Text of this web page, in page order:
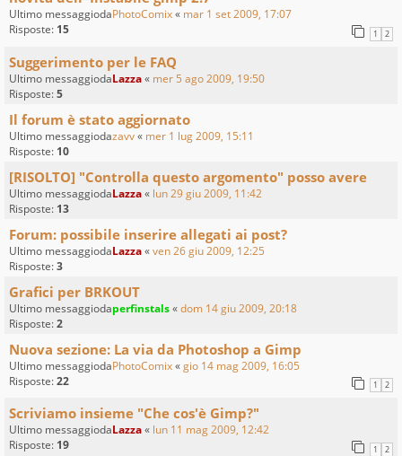
Ultimo messaggiodaPhotoComix« mar 1 set 2009, 17:07
Risposte: 15 1 2
Suggerimento per le FAQ
Ultimo messaggiodaLazza« mer 5 ago 2009, 19:50
Risposte:5
Il forum è stato aggiornato
Ultimo messaggiodazavv« mer 1 lug 2009, 15:11
Risposte: 10
[RISOLTO] "Controlla questo argomento" posso avere
Ultimo messaggiodaLazza« lun 29 giu 2009, 11:42
Risposte: 13
Forum: possibile inserire allegati ai post?
Ultimo messaggiodaLazza«ven 26 giu 2009, 12:25
Risposte:3
Grafici per BRKOUT
Ultimo messaggiodaperfinstals«dom 14 giu 2009, 20:18
Risposte:2
Nuova sezione: La via da Photoshop a Gimp
Ultimo messaggiodaPhotoComix«gio 14 mag 2009, 16:05
Risposte:22 1 2
Scriviamo insieme "Che cos'è Gimp?"
Ultimo messaggiodaLazza« lun 11 mag 2009, 12:42
Risposte: 19 1 2